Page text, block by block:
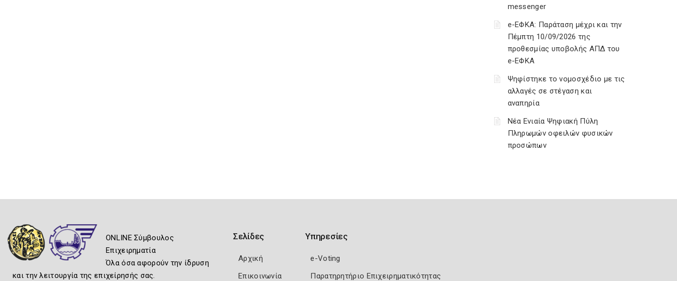
messenger
e-ΕΦΚΑ: Παράταση μέχρι και την
Πέμπτη 10/09/2026 της
προθεσμίας υποβολής ΑΠΔ του
e-ΕΦΚΑ
Ψηφίστηκε το νομοσχέδιο με τις
αλλαγές σε στέγαση και
αναπηρία
Νέα Ενιαία Ψηφιακή Πύλη
Πληρωμών οφειλών φυσικών
προσώπων
ONLINE Σύμβουλος
Επιχειρηματία
Όλα όσα αφορούν την ίδρυση
και την λειτουργία της επιχείρησής σας.
Σελίδες
Αρχική
Επικοινωνία
Υπηρεσίες
e-Voting
Παρατηρητήριο Επιχειρηματικότητας